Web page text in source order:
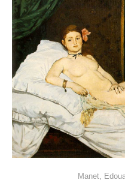
Manet,